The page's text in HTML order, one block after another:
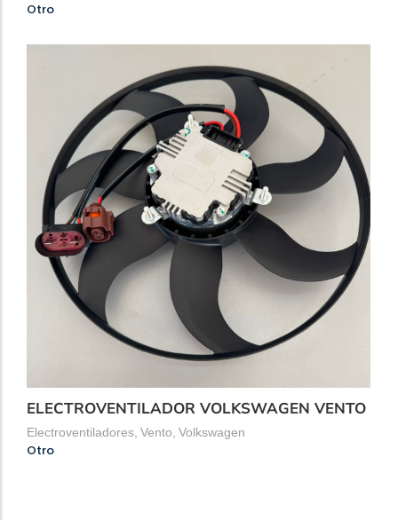
Otro
ELECTROVENTILADOR VOLKSWAGEN VENTO
Electroventiladores, Vento, Volkswagen
Otro